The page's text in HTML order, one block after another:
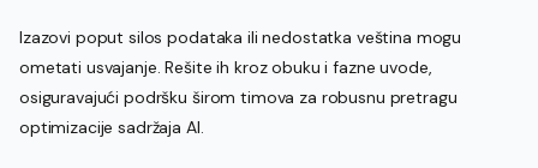
Izazovi poput silos podataka ili nedostatka veština mogu
ometati usvajanje. Rešite ih kroz obuku i fazne uvode,
osiguravajući podršku širom timova za robusnu pretragu
optimizacije sadržaja AI.